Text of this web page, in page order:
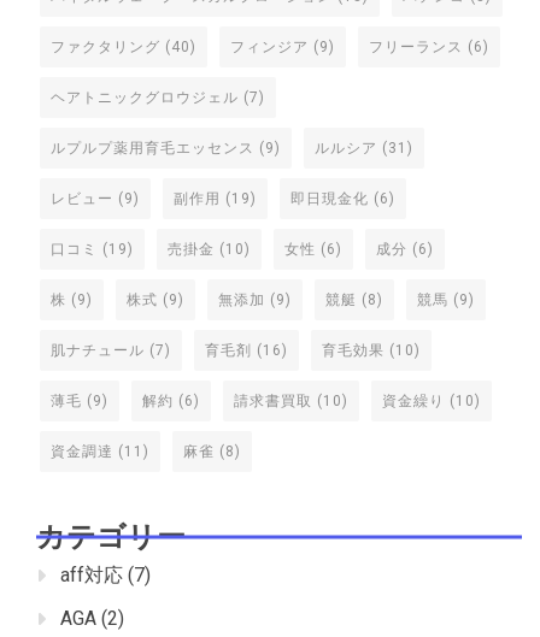
ファクタリング (40) フィンジア (9) フリーランス (6)
ヘアトニックグロウジェル (7)
ルプルプ薬用育毛エッセンス (9) ルルシア (31)
レビュー (9) 副作用 (19) 即日現金化 (6)
口コミ (19) 売掛金 (10) 女性 (6) 成分 (6)
株 (9) 株式 (9) 無添加 (9) 競艇 (8) 競馬 (9)
肌ナチュール (7) 育毛剤 (16) 育毛効果 (10)
薄毛 (9) 解約 (6) 請求書買取 (10) 資金繰り (10)
資金調達 (11) 麻雀 (8)
カテゴリー
aff対応 (7)
AGA (2)